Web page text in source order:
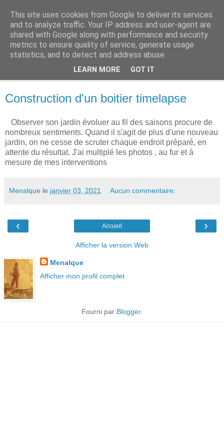
Terres des Confins
Construction d'un boitier timelapse
Observer son jardin évoluer au fil des saisons procure de
nombreux sentiments. Quand il s'agit de plus d'une nouveau
jardin, on ne cesse de scruter chaque endroit préparé, en
attente du résultat. J'ai multiplé les photos , au fur et à
mesure de mes interventions
Menalque le janvier 03, 2021 Aucun commentaire:
‹ ›
Accueil
Afficher la version Web
Menalque
Afficher mon profil complet
Fourni par Blogger.
This site uses cookies from Google to deliver its services
and to analyze traffic. Your IP address and user-agent are
shared with Google along with performance and security
metrics to ensure quality of service, generate usage
statistics, and to detect and address abuse.
LEARN MORE GOT IT